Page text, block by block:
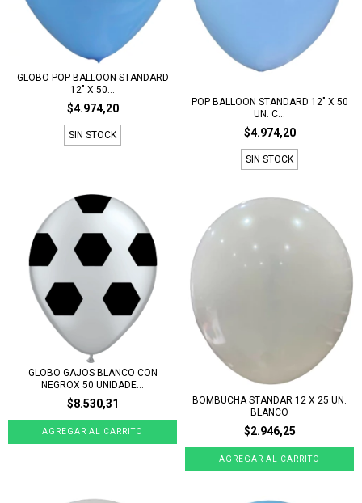
GLOBO POP BALLOON STANDARD
12" X 50...
$4.974,20
SIN STOCK
POP BALLOON STANDARD 12" X 50
UN. C...
$4.974,20
SIN STOCK
GLOBO GAJOS BLANCO CON
NEGROX 50 UNIDADE...
$8.530,31
BOMBUCHA STANDAR 12 X 25 UN.
BLANCO
$2.946,25